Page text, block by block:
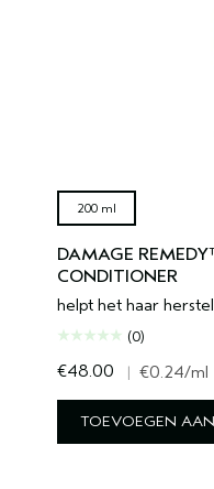
200 ml
DAMAGE
CONDITIONER
helpt het haar
(0)
€48.00 | €0.24/ml
TOEVOEGEN